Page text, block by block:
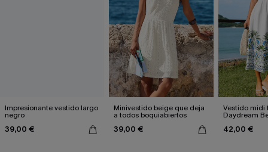
Impresionante vestido largo
negro
39,00 €
Minivestido beige que deja
a todos boquiabiertos
39,00 €
Vestido midi
Daydream
42,00 €